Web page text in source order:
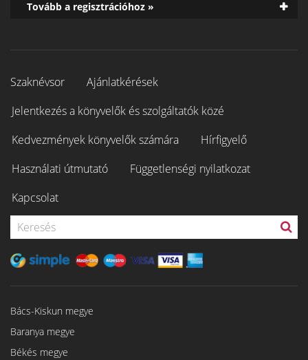
Tovább a regisztrációhoz »
Szaknévsor
Ajánlatkérések
Jelentkezés a könyvelők és szolgáltatók közé
Kedvezmények könyvelők számára
Hírfigyelő
Használati útmutató
Függetlenségi nyilatkozat
Kapcsolat
Bács-Kiskun megye
Baranya megye
Békés megye